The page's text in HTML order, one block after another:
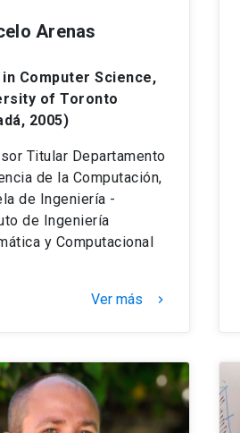
Arenas
in Computer Science,
of Toronto
2005)
Titular Departamento
de la Computación,
de Ingeniería -
de Ingeniería
y Computacional
Ver más keyboard_arrow_right